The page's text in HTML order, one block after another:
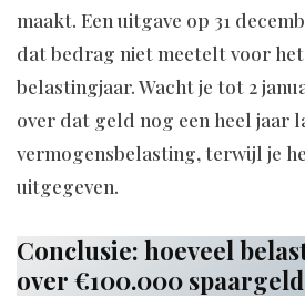
maakt. Een uitgave op 31
dat bedrag niet meetelt voor
belastingjaar. Wacht je tot 2
over dat geld nog een heel jaar
vermogensbelasting, terwijl je
uitgegeven.
Conclusie: hoeveel
over €100.000